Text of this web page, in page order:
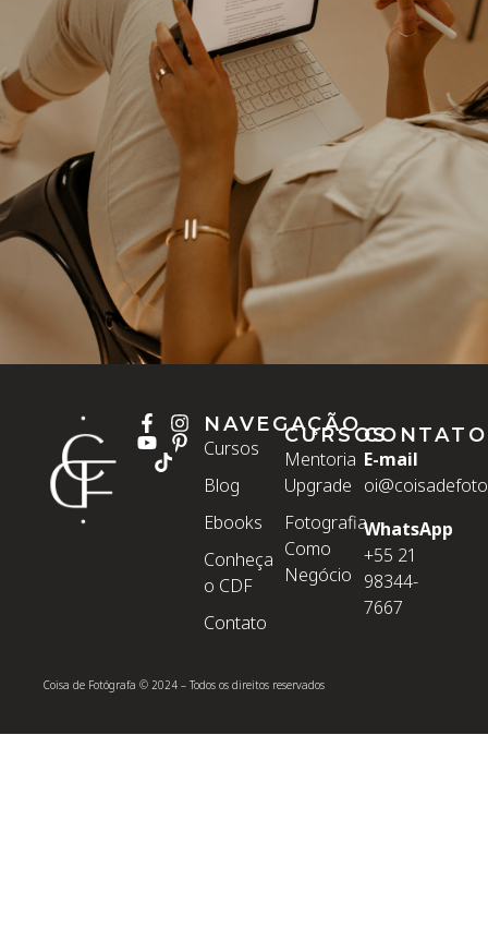
NAVEGAÇÃO
Cursos
Blog
Ebooks
Conheça
o CDF
Contato
CURSOS
Mentoria
Upgrade
Fotografia
Como
Negócio
CONTATO
E-mail
WhatsApp
+55 21
98344-
7667
Coisa de Fotógrafa © 2024 – Todos os direitos reservados